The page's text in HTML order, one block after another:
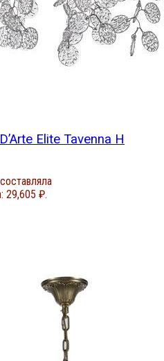
Elite Tavenna H
29,605 ₽.